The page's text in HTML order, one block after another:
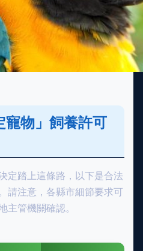
寵物」飼養許可
定踏上這條路，以下是合法
請注意，各縣市細節要求可
主管機關確認。